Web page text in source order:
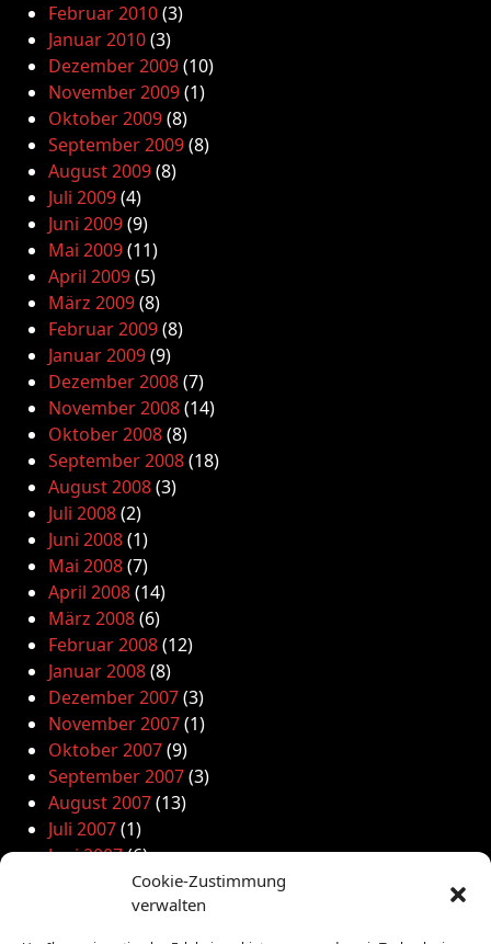
Cookie-Zustimmung
verwalten
Februar 2010(3)
Januar 2010(3)
Dezember 2009(10)
November 2009(1)
Oktober 2009(8)
September 2009(8)
August 2009(8)
Juli 2009(4)
Juni 2009(9)
Mai 2009(11)
April 2009(5)
März 2009(8)
Februar 2009(8)
Januar 2009(9)
Dezember 2008(7)
November 2008(14)
Oktober 2008(8)
September 2008(18)
August 2008(3)
Juli 2008(2)
Juni 2008(1)
Mai 2008(7)
April 2008(14)
März 2008(6)
Februar 2008(12)
Januar 2008(8)
Dezember 2007(3)
November 2007(1)
Oktober 2007(9)
September 2007(3)
August 2007(13)
Juli 2007(1)
Juni 2007(6)
(12)
(7)